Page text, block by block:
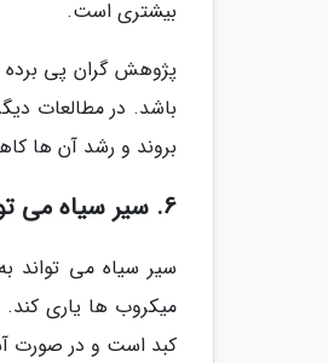
بیشتری است.
پژوهش گران پی برده
باشد. در مطالعات
بروند و رشد آن ها
6. سیر سیاه می تواند به حفظ سلامت کبد هم یاری کند
سیر سیاه می تواند
میکروب ها یاری
کبد است و در صورت